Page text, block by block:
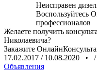
Неисправен
Воспользуйтесь
профессионалов
Желаете получить
Николаевича?
Закажите
17.02.2017 / 10.08.2020 •
/
Объявления